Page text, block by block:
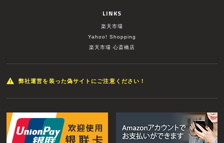
LINKS
楽天市場
Yahoo! Shopping
楽天市場 心斎橋店
弊社運営を装った偽サイトにご注意ください！